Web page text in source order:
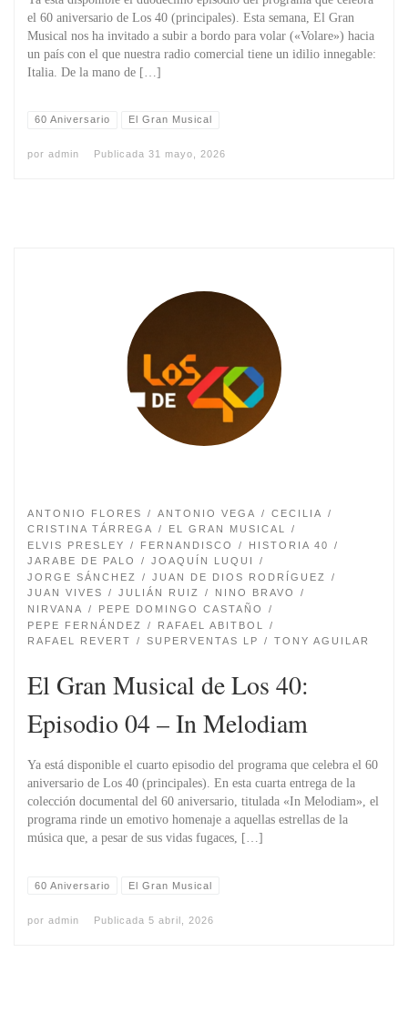
el 60 aniversario de Los 40 (principales). Esta semana, El Gran
Musical nos ha invitado a subir a bordo para volar («Volare») hacia
un país con el que nuestra radio comercial tiene un idilio innegable:
Italia. De la mano de […]
60 Aniversario El Gran Musical
por admin Publicada 31 mayo, 2026
ANTONIO FLORES ANTONIO VEGA
CECILIA
CRISTINA TÁRREGA
EL GRAN MUSICAL
ELVIS PRESLEY
FERNANDISCO
HISTORIA 40
JARABE DE PALO
JOAQUÍN LUQUI
JORGE SÁNCHEZ
JUAN DE DIOS RODRÍGUEZ
JUAN VIVES
JULIÁN RUIZ
NINO BRAVO
NIRVANA
PEPE DOMINGO CASTAÑO
PEPE FERNÁNDEZ
RAFAEL ABITBOL
RAFAEL REVERT
SUPERVENTAS LP TONY AGUILAR
El Gran Musical de Los 40:
Episodio 04 – In Melodiam
Ya está disponible el cuarto episodio del programa que celebra el 60
aniversario de Los 40 (principales). En esta cuarta entrega de la
colección documental del 60 aniversario, titulada «In Melodiam», el
programa rinde un emotivo homenaje a aquellas estrellas de la
música que, a pesar de sus vidas fugaces, […]
60 Aniversario El Gran Musical
por admin Publicada 5 abril, 2026